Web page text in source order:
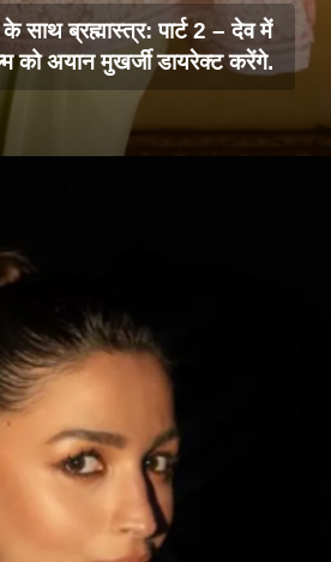
साथ ब्रह्मास्त्र: पार्ट 2 – देव में
को अयान मुखर्जी डायरेक्ट करेंगे.